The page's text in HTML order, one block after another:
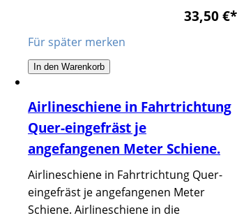
33,50 €*
Für später merken
In den Warenkorb
Airlineschiene in Fahrtrichtung
Quer-eingefräst je
angefangenen Meter Schiene.
Airlineschiene in Fahrtrichtung Quer-
eingefräst je angefangenen Meter
Schiene. Airlineschiene in die